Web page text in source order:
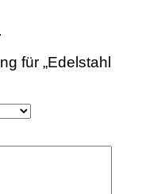
für „Edelstahl